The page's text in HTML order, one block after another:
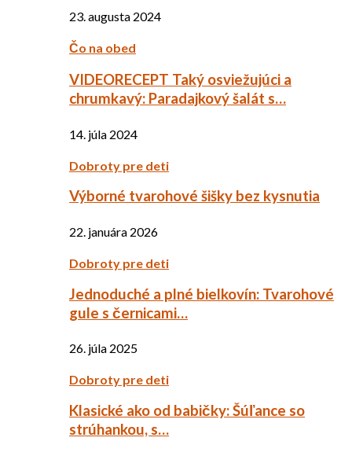
23. augusta 2024
Čo na obed
VIDEORECEPT Taký osviežujúci a
chrumkavý: Paradajkový šalát s…
14. júla 2024
Dobroty pre deti
Výborné tvarohové šišky bez kysnutia
22. januára 2026
Dobroty pre deti
Jednoduché a plné bielkovín: Tvarohové
gule s černicami…
26. júla 2025
Dobroty pre deti
Klasické ako od babičky: Šúľance so
strúhankou, s…